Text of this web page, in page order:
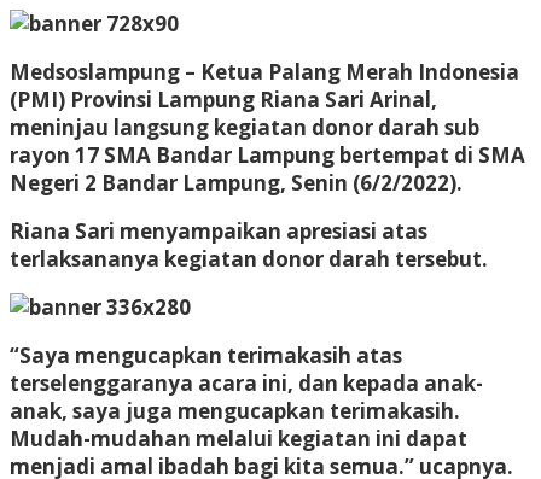
Medsoslampung – Ketua Palang Merah Indonesia
(PMI) Provinsi Lampung Riana Sari Arinal,
meninjau langsung kegiatan donor darah sub
rayon 17 SMA Bandar Lampung bertempat di SMA
Negeri 2 Bandar Lampung, Senin (6/2/2022).
Riana Sari menyampaikan apresiasi atas
terlaksananya kegiatan donor darah tersebut.
“Saya mengucapkan terimakasih atas
terselenggaranya acara ini, dan kepada anak-
anak, saya juga mengucapkan terimakasih.
Mudah-mudahan melalui kegiatan ini dapat
menjadi amal ibadah bagi kita semua.” ucapnya.